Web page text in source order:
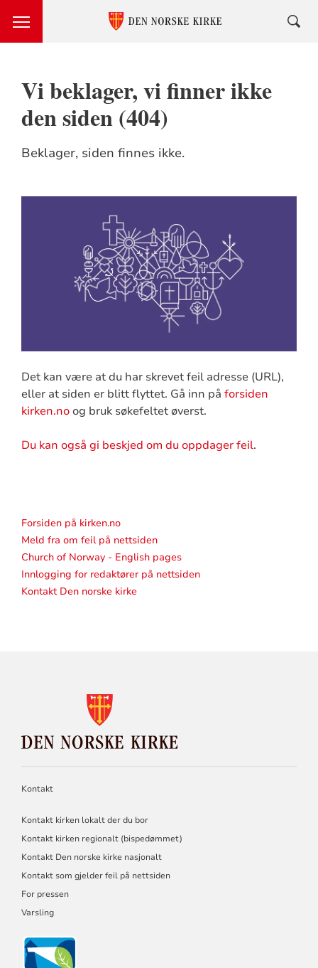
Vi beklager, vi finner ikke
den siden (404)
Beklager, siden finnes ikke.
Det kan være at du har skrevet feil adresse (URL),
eller at siden er blitt flyttet. Gå inn på forsiden
kirken.noog bruk søkefeltet øverst.
Du kan også gi beskjed om du oppdager feil.
Forsiden på kirken.no
Meld fra om feil på nettsiden
Church of Norway - English pages
Innlogging for redaktører på nettsiden
Kontakt Den norske kirke
NORSKE
KIRKE
Kontakt
Kontakt kirken lokalt der du bor
Kontakt kirken regionalt (bispedømmet)
Kontakt Den norske kirke nasjonalt
Kontakt som gjelder feil på nettsiden
For pressen
Varsling